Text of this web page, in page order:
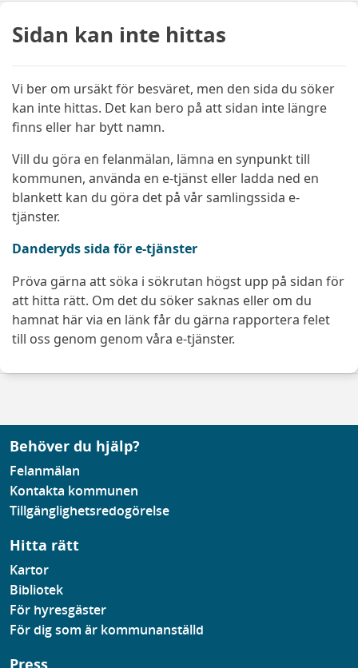
Sidan kan inte hittas
Vi ber om ursäkt för besväret, men den sida du söker
kan inte hittas. Det kan bero på att sidan inte längre
finns eller har bytt namn.
Vill du göra en felanmälan, lämna en synpunkt till
kommunen, använda en e-tjänst eller ladda ned en
blankett kan du göra det på vår samlingssida e-
tjänster.
Danderyds sida för e-tjänster
Pröva gärna att söka i sökrutan högst upp på sidan för
att hitta rätt. Om det du söker saknas eller om du
hamnat här via en länk får du gärna rapportera felet
till oss genom genom våra e-tjänster.
Behöver du hjälp?
Felanmälan
Kontakta kommunen
Tillgänglighetsredogörelse
Hitta rätt
Kartor
Bibliotek
För hyresgäster
För dig som är kommunanställd
Press